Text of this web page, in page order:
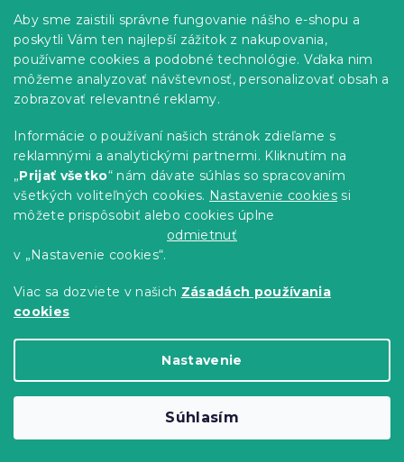
Aby sme zaistili správne fungovanie nášho e-shopu a
poskytli Vám ten najlepší zážitok z nakupovania,
používame cookies a podobné technológie. Vďaka nim
môžeme analyzovať návštevnosť, personalizovať obsah a
zobrazovať relevantné reklamy.
Informácie o používaní našich stránok zdieľame s
reklamnými a analytickými partnermi. Kliknutím na
„Prijať všetko“ nám dávate súhlas so spracovaním
všetkých voliteľných cookies. Nastavenie cookies si
môžete prispôsobiť alebo cookies úplne
odmietnuť
v „Nastavenie cookies“.
Viac sa dozviete v našich Zásadách používania
cookies
Nastavenie
Súhlasím
Bavlnené obliečky FAIRY TALE modré
Skladom (>10 ks)
-15 % s kódom:
MINUS15